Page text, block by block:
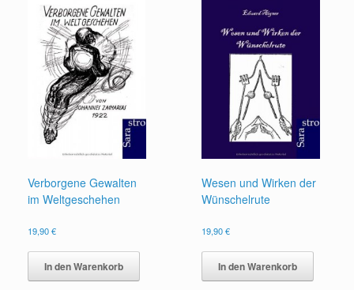
Verborgene Gewalten
im Weltgeschehen
19,90€
In den Warenkorb
Wesen und Wirken der
Wünschelrute
19,90€
In den Warenkorb